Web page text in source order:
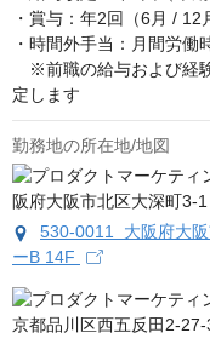
・賞与：年2回（6月 / 12
・時間外手当：月間労
※前職の給与および経
定します
勤務地の所在地/地図
530-0011 大阪府大
ーB 14F